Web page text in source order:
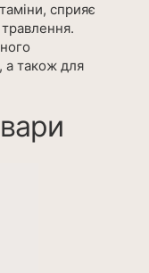
сприяє
а також для